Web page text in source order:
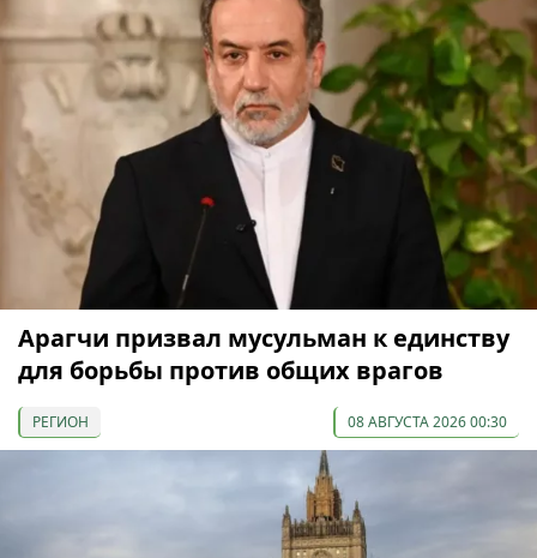
Арагчи призвал мусульман к единству
для борьбы против общих врагов
РЕГИОН 08 АВГУСТА 2026 00:30